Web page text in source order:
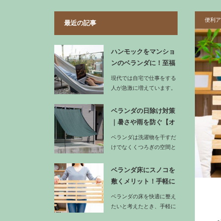
便利
最近の記事
ハンモックをマンショ
ンのベランダに！至福
の時間を過…
現代では自宅で仕事をする
人が急激に増えています。
ス…
ベランダの日除け対策
｜暑さや雨を防ぐ【オ
ーニング】…
ベランダは洗濯物を干すだ
けでなくくつろぎの空間と
強い日差…
ベランダ床にスノコを
敷くメリット！手軽に
足場を整え…
ベランダの床を快適に整え
たいと考えたとき、手軽に